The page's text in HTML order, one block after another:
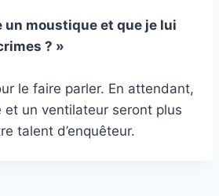
un moustique et que je lui
? »
le faire parler. En attendant,
et un ventilateur seront plus
talent d’enquêteur.